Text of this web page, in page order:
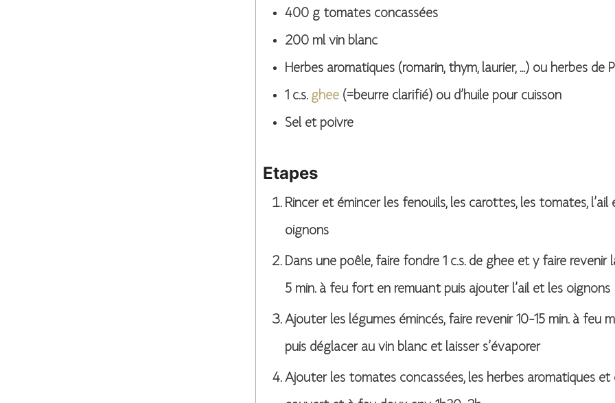
400 g tomates concassées
200 ml vin blanc
Herbes aromatiques (romarin, thym, laurier, …) ou herbes de
1 c.s. ghee (=beurre clarifié) ou d’huile pour cuisson
Sel et poivre
Etapes
Rincer et émincer les fenouils, les carottes, les tomates, l’ail
oignons
Dans une poêle, faire fondre 1 c.s. de ghee et y faire revenir
5 min. à feu fort en remuant puis ajouter l’ail et les oignons
Ajouter les légumes émincés, faire revenir 10-15 min. à feu
puis déglacer au vin blanc et laisser s’évaporer
Ajouter les tomates concassées, les herbes aromatiques et